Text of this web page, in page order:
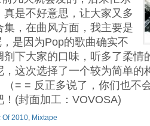
是不好意思，让大家又多
，在曲风方面，我主要是
是因为Pop的歌曲确实不
下大家的口味，听多了柔情
，这次选择了一个较为简单的
（= = 反正多说了，你们也不
(封面加工：VOVOSA)
Of 2010, Mixtape